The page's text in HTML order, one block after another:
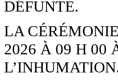
DÉFUNTE.
LA
2026 À 09 H 00